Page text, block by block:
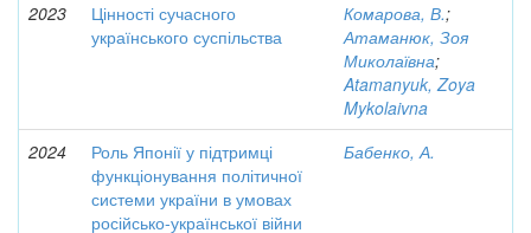
2023
Цінності сучасного
українського суспільства
Комарова, В.;
Атаманюк, Зоя
Миколаївна;
Atamanyuk, Zoya
Mykolaivna
2024
Роль Японії у підтримці
функціонування політичної
системи україни в умовах
російсько-української війни
Бабенко, А.